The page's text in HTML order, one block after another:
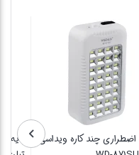
چراغ اضطراری چند کاره ویداسی